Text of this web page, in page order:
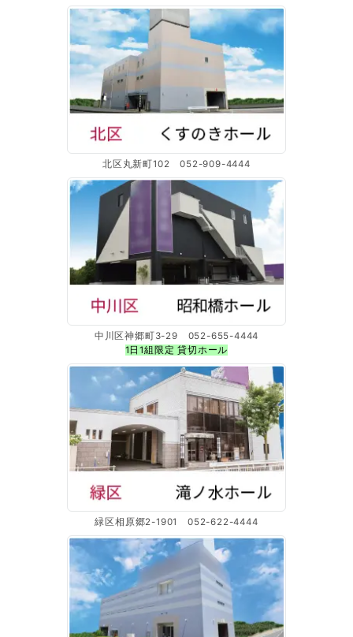
北区丸新町102 052-909-4444
中川区神郷町3-29 052-655-4444
1日1組限定 貸切ホール
緑区相原郷2-1901 052-622-4444